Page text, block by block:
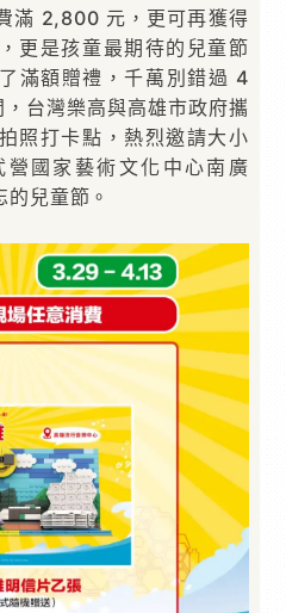
滿 2,800 元，更可再獲得
更是孩童最期待的兒童節
滿額贈禮，千萬別錯過 4
台灣樂高與高雄市政府攜
照打卡點，熱烈邀請大小
國家藝術文化中心南廣
兒童節。